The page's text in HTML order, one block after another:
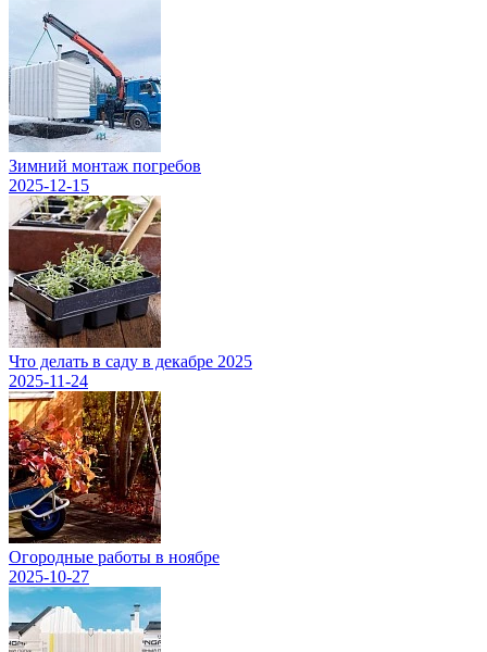
Зимний монтаж погребов
2025-12-15
Что делать в саду в декабре 2025
2025-11-24
Огородные работы в ноябре
2025-10-27